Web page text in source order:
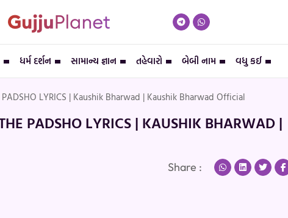
ધર્મ દર્શન સામાન્ય જ્ઞાન તહેવારો બેબી નામ વધુ કઈ
LYRICS | Kaushik Bharwad | Kaushik Bharwad Official
PADSHO LYRICS | KAUSHIK BHARWAD |
Share :